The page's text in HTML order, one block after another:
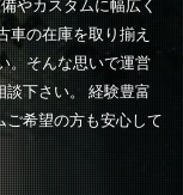
やカスタムに幅広く
車の在庫を取り揃え
。そんな思いで運営
談下さい。 経験豊富
希望の方も安心して